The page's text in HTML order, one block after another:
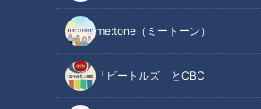
me:tone（ミートーン）
「ビートルズ」とCBC
この記事を見たあなたへのおすすめ